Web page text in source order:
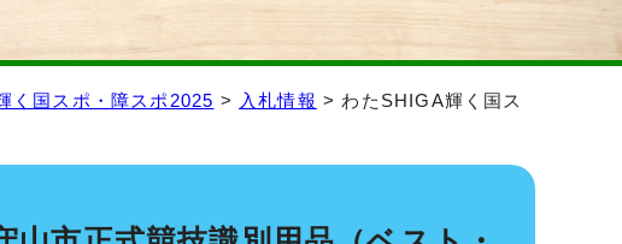
く国スポ・障スポ2025 > 入札情報 > わたSHIGA輝く国ス